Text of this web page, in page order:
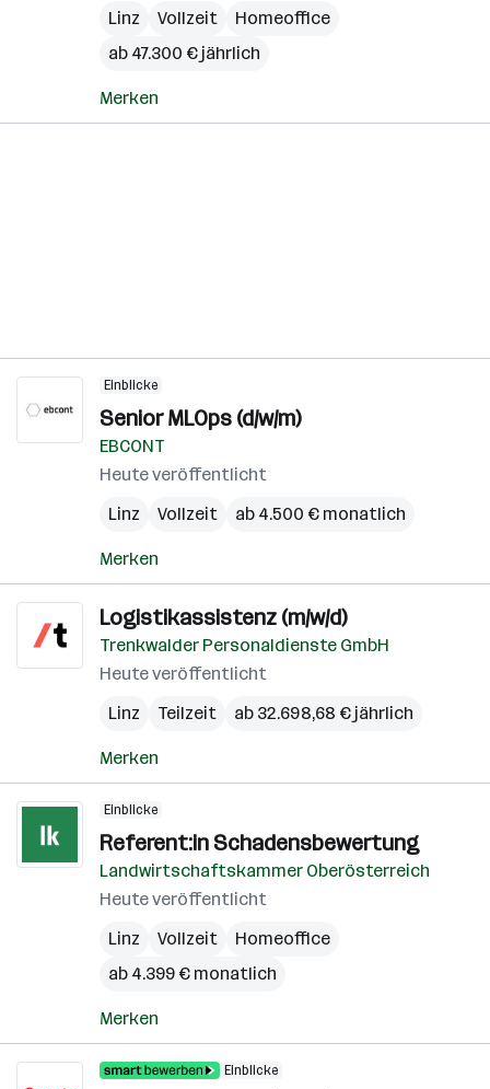
Linz Vollzeit
Homeoffice
ab 47.300 € jährlich
Merken
Einblicke
Senior MLOps (d/w/m)
EBCONT
Heute veröffentlicht
Linz
Vollzeit ab 4.500 € monatlich
Merken
Logistikassistenz (m/w/d)
Trenkwalder Personaldienste GmbH
Heute veröffentlicht
Linz
Teilzeit ab 32.698,68 € jährlich
Merken
Einblicke
Referent:in Schadensbewertung
Landwirtschaftskammer Oberösterreich
Heute veröffentlicht
Linz
Vollzeit
Homeoffice
ab 4.399 € monatlich
Merken
Einblicke